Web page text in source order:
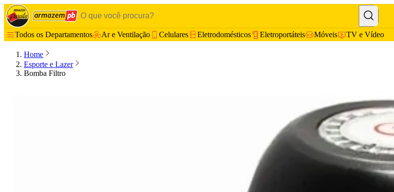
Todos os Departamentos Ar e Ventilação Celulares Eletrodomésticos Eletroportáteis Móveis TV e Vídeo
Home
Esporte e Lazer
Bomba Filtro